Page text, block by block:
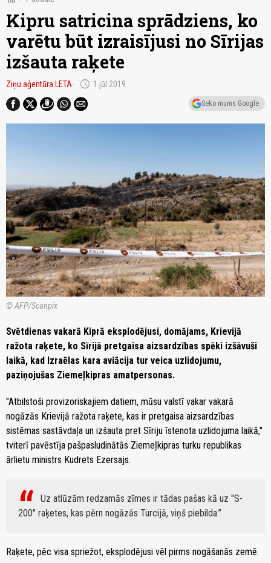
Kipru satricina sprādziens, ko
varētu būt izraisījusi no Sīrijas
izšauta raķete
Ziņu aģentūra LETA schedule 1.jūl 2019
Seko mums Google
© AFP/Scanpix
Svētdienas vakarā Kiprā eksplodējusi, domājams, Krievijā
ražota raķete, ko Sīrijā pretgaisa aizsardzības spēki izšāvuši
laikā, kad Izraēlas kara aviācija tur veica uzlidojumu,
paziņojušas Ziemeļkipras amatpersonas.
"Atbilstoši provizoriskajiem datiem, mūsu valstī vakar vakarā
nogāzās Krievijā ražota raķete, kas ir pretgaisa aizsardzības
sistēmas sastāvdaļa un izšauta pret Sīriju īstenota uzlidojuma laikā,"
tviterī pavēstīja pašpasludinātās Ziemeļkipras turku republikas
ārlietu ministrs Kudrets Ezersajs.
Uz atlūzām redzamās zīmes ir tādas pašas kā uz "S-
200" raķetes, kas pērn nogāzās Turcijā, viņš piebilda.
Raķete, pēc visa spriežot, eksplodējusi vēl pirms nogāšanās zemē.